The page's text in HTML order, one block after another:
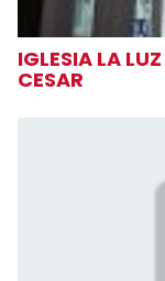
IGLESIA LA
CESAR